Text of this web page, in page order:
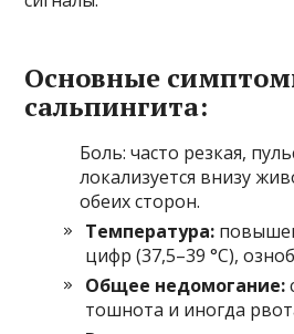
Основные
сальпингита:
Боль: часто резкая,
локализуется внизу
обеих сторон.
Температура:
цифр (37,5–39 °C),
Общее недомогание:
тошнота и иногда